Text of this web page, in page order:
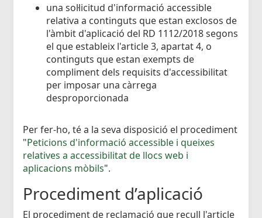
una sol·licitud d'informació accessible
relativa a continguts que estan exclosos de
l'àmbit d'aplicació del RD 1112/2018 segons
el que estableix l'article 3, apartat 4, o
continguts que estan exempts de
compliment dels requisits d'accessibilitat
per imposar una càrrega
desproporcionada
Per fer-ho, té a la seva disposició el procediment
"Peticions d'informació accessible i queixes
relatives a accessibilitat de llocs web i
aplicacions mòbils".
Procediment d’aplicació
El procediment de reclamació que recull l'article